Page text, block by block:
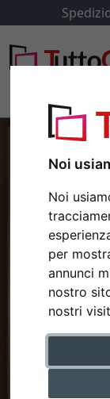
Noi
Noi
per
annunci
nostro
nostri
Indietro